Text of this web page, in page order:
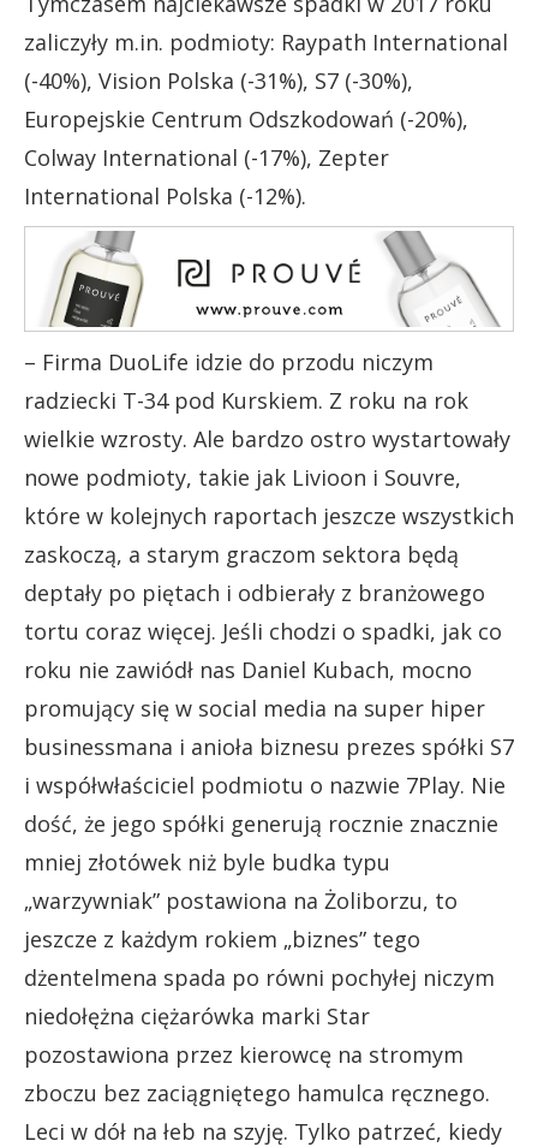
zaliczyły m.in. podmioty: Raypath International
(-40%), Vision Polska (-31%), S7 (-30%),
Europejskie Centrum Odszkodowań (-20%),
Colway International (-17%), Zepter
International Polska (-12%).
– Firma DuoLife idzie do przodu niczym
radziecki T-34 pod Kurskiem. Z roku na rok
wielkie wzrosty. Ale bardzo ostro wystartowały
nowe podmioty, takie jak Livioon i Souvre,
które w kolejnych raportach jeszcze wszystkich
zaskoczą, a starym graczom sektora będą
deptały po piętach i odbierały z branżowego
tortu coraz więcej. Jeśli chodzi o spadki, jak co
roku nie zawiódł nas Daniel Kubach, mocno
promujący się w social media na super hiper
businessmana i anioła biznesu prezes spółki S7
i współwłaściciel podmiotu o nazwie 7Play. Nie
dość, że jego spółki generują rocznie znacznie
mniej złotówek niż byle budka typu
„warzywniak” postawiona na Żoliborzu, to
jeszcze z każdym rokiem „biznes” tego
dżentelmena spada po równi pochyłej niczym
niedołężna ciężarówka marki Star
pozostawiona przez kierowcę na stromym
zboczu bez zaciągniętego hamulca ręcznego.
Leci w dół na łeb na szyję. Tylko patrzeć, kiedy